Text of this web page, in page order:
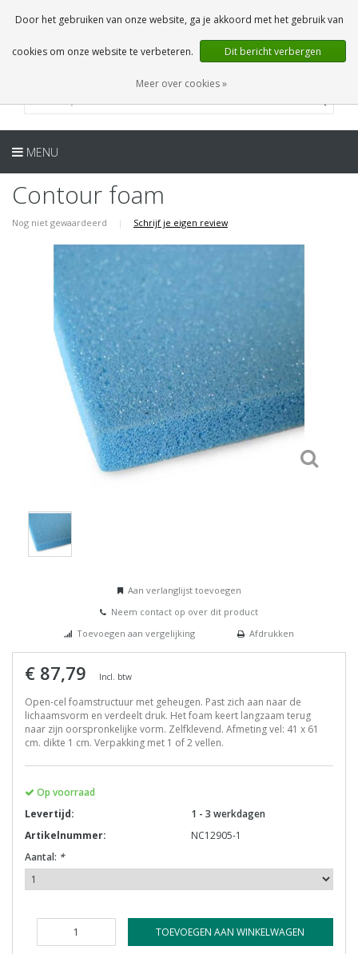
0 Artikelen
NL
MENU
Contour foam
Nog niet gewaardeerd | Schrijf je eigen review
Aan verlanglijst toevoegen
Neem contact op over dit product
Toevoegen aan vergelijking
Afdrukken
€ 87,79 Incl. btw
Open-cel foamstructuur met geheugen. Past zich aan naar de
lichaamsvorm en verdeelt druk. Het foam keert langzaam terug
naar zijn oorspronkelijke vorm. Zelfklevend. Afmeting vel: 41 x 61
cm. dikte 1 cm. Verpakking met 1 of 2 vellen.
Op voorraad
Levertijd:
1 - 3 werkdagen
Artikelnummer:
NC12905-1
Aantal: *
TOEVOEGEN AAN WINKELWAGEN
Door het gebruiken van onze website, ga je akkoord met het gebruik van
cookies om onze website te verbeteren. Dit bericht verbergen
Meer over cookies »